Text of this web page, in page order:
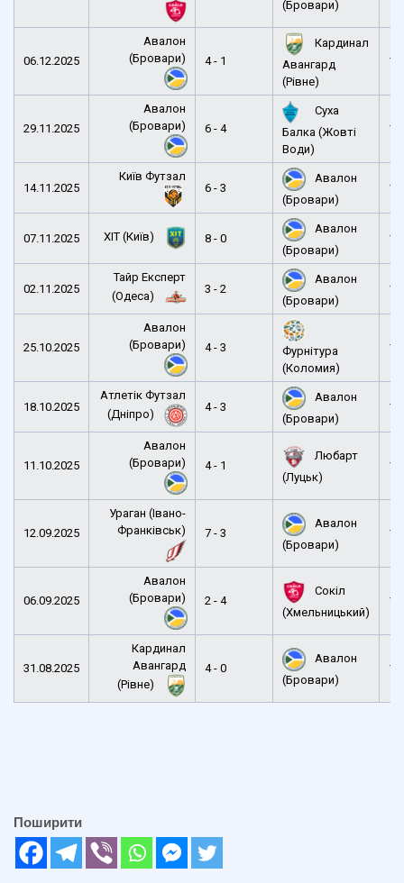
(Бровари)
06.12.2025
Авалон
(Бровари)
4 - 1
Кардинал
Авангард
(Рівне)
29.11.2025
Авалон
(Бровари)
6 - 4
Суха
Балка (Жовті
Води)
14.11.2025
Київ Футзал
6 - 3
Авалон
(Бровари)
07.11.2025 ХІТ (Київ) 8 - 0
Авалон
(Бровари)
02.11.2025
Тайр Експерт
(Одеса)
3 - 2
Авалон
(Бровари)
25.10.2025
Авалон
(Бровари)
4 - 3
Фурнітура
(Коломия)
18.10.2025
Атлетік Футзал
(Дніпро)
4 - 3
Авалон
(Бровари)
11.10.2025
Авалон
(Бровари)
4 - 1
Любарт
(Луцьк)
12.09.2025
Ураган (Івано-
Франківськ)
7 - 3
Авалон
(Бровари)
06.09.2025
Авалон
(Бровари)
2 - 4
Сокіл
(Хмельницький)
31.08.2025
Кардинал
Авангард
(Рівне)
4 - 0
Авалон
(Бровари)
Поширити